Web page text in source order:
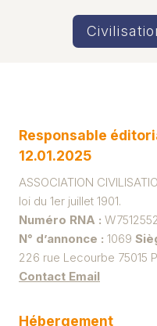
Responsable
12.01.2025
ASSOCIATION
loi du 1er juillet 1901.
Numéro RNA :
N° d’annonce : 1069
226 rue Lecourbe 75015
Contact Email
Hébergement